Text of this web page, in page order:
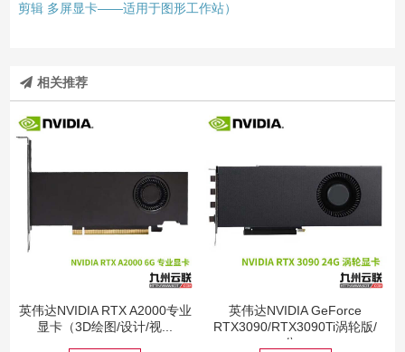
剪辑 多屏显卡——适用于图形工作站）
相关推荐
英伟达NVIDIA RTX A2000专业
显卡（3D绘图/设计/视...
英伟达NVIDIA GeForce
RTX3090/RTX3090Ti涡轮版/
公...